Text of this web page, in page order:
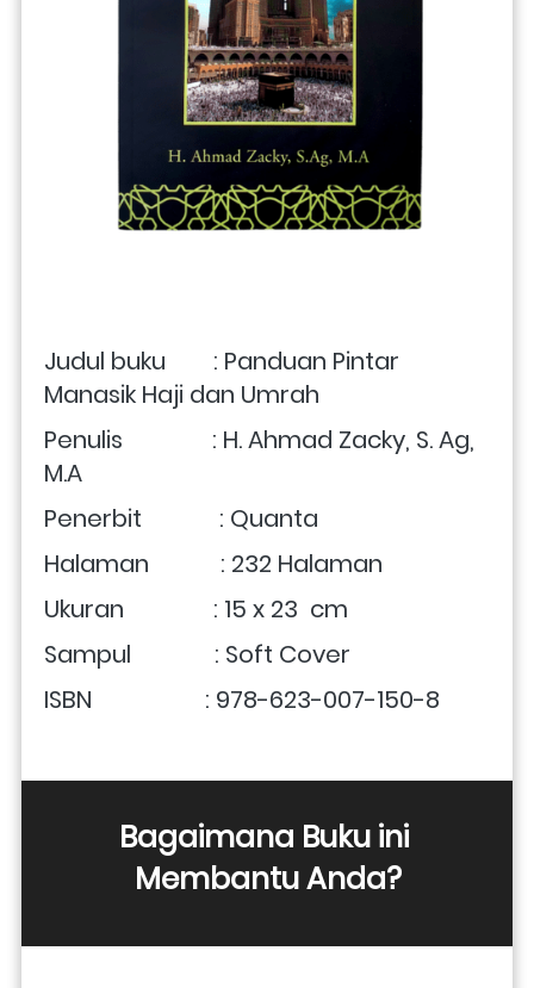
Judul buku        : Panduan Pintar
Manasik Haji dan Umrah
Penulis               : H. Ahmad Zacky, S. Ag,
M.A
Penerbit             : Quanta
Halaman            : 232 Halaman
Ukuran               : 15 x 23  cm
Sampul              : Soft Cover
ISBN                   : 978-623-007-150-8
Bagaimana Buku ini
Membantu Anda?